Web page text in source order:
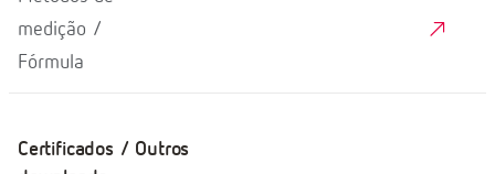
medição /
Fórmula
Certificados / Outros